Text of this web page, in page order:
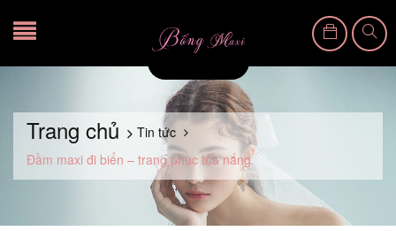
Trang chủ
Tin tức
Đầm maxi đi biển – trang phục tỏa nắng